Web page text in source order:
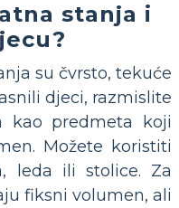
stanja i
su čvrsto, tekuće
djeci, razmislite
kao predmeta koji
Možete koristiti
leda ili stolice. Za
fiksni volumen, ali